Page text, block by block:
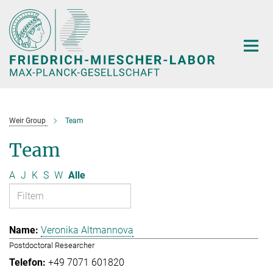
Hauptinhalt
Weir Group Team
Team
A J K S W Alle
Veronika Altmannova
Postdoctoral Researcher
+49 7071 601820